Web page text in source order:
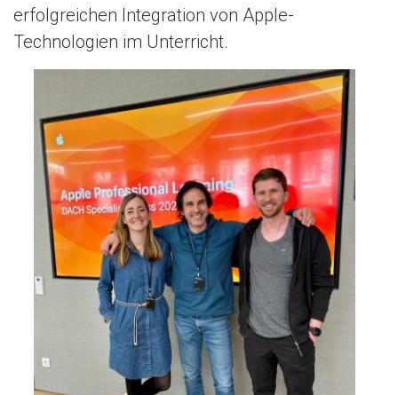
erfolgreichen Integration von Apple-
Technologien im Unterricht.